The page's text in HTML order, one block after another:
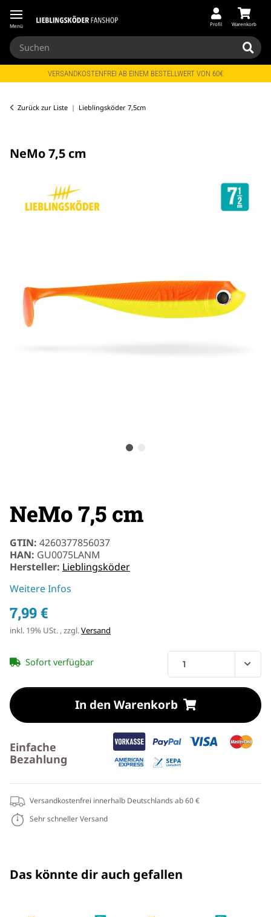
Menü Profil Warenkorb
VERSANDKOSTENFREI AB EINEM BESTELLWERT VON 60€
Zurück zur Liste Lieblingsköder 7,5cm
NeMo 7,5 cm
NeMo 7,5 cm
GTIN: 4260377856037
HAN: GU0075LANM
Hersteller: Lieblingsköder
Weitere Infos
7,99 €
inkl. 19% USt. , zzgl.Versand
Sofort verfügbar
In den Warenkorb
Einfache
Bezahlung
Versandkostenfrei innerhalb Deutschlands ab 60 €
Sehr schneller Versand
Das könnte dir auch gefallen